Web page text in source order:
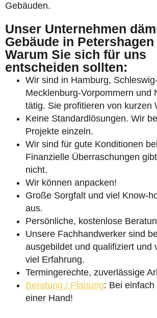
Gebäuden.
Unser Unternehmen
Gebäude in Petershagen
Warum Sie sich für uns
entscheiden sollten:
Wir sind in Hamburg,
Mecklenburg-Vorpommern und
tätig. Sie profitieren von kurzen
Keine Standardlösungen. Wir
Projekte einzeln.
Wir sind für gute Konditionen
Finanzielle Überraschungen
nicht.
Wir können anpacken!
Große Sorgfalt und viel Know-
aus.
Persönliche, kostenlose
Unsere Fachhandwerker sind
ausgebildet und qualifiziert und
viel Erfahrung.
Termingerechte, zuverlässige
Beratung / Planung: Bei
einer Hand!